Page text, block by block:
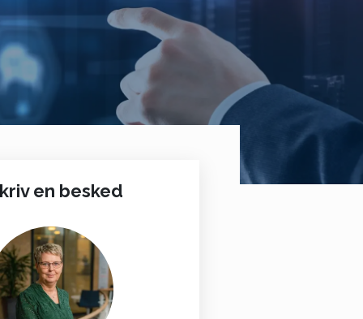
en besked